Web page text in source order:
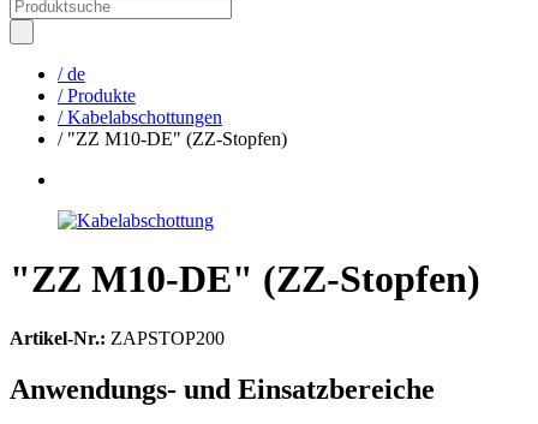
/ de
/ Produkte
/ Kabelabschottungen
/ "ZZ M10-DE" (ZZ-Stopfen)
"ZZ M10-DE" (ZZ-Stopfen)
Artikel-Nr.: ZAPSTOP200
Anwendungs- und Einsatzbereiche